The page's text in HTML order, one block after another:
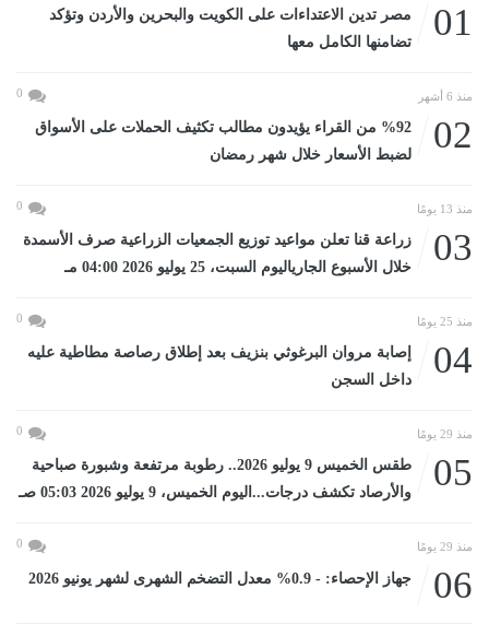
01
مصر تدين الاعتداءات على الكويت والبحرين والأردن وتؤكد
تضامنها الكامل معها
منذ 6 أشهر 0
02
%92 من القراء يؤيدون مطالب تكثيف الحملات على الأسواق
لضبط الأسعار خلال شهر رمضان
منذ 13 يومًا 0
03
زراعة قنا تعلن مواعيد توزيع الجمعيات الزراعية صرف الأسمدة
خلال الأسبوع الجارياليوم السبت، 25 يوليو 2026 04:00 مـ
منذ 25 يومًا 0
04
إصابة مروان البرغوثي بنزيف بعد إطلاق رصاصة مطاطية عليه
داخل السجن
منذ 29 يومًا 0
05
طقس الخميس 9 يوليو 2026.. رطوبة مرتفعة وشبورة صباحية
والأرصاد تكشف درجات...اليوم الخميس، 9 يوليو 2026 05:03 صـ
منذ 29 يومًا 0
06 جهاز الإحصاء: - 0.9% معدل التضخم الشهرى لشهر يونيو 2026